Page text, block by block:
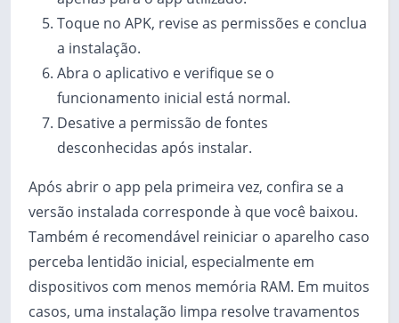
Toque no APK, revise as permissões e conclua
a instalação.
Abra o aplicativo e verifique se o
funcionamento inicial está normal.
Desative a permissão de fontes
desconhecidas após instalar.
Após abrir o app pela primeira vez, confira se a
versão instalada corresponde à que você baixou.
Também é recomendável reiniciar o aparelho caso
perceba lentidão inicial, especialmente em
dispositivos com menos memória RAM. Em muitos
casos, uma instalação limpa resolve travamentos